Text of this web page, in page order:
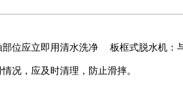
位应立即用清水洗净 板框式脱水机：
况，应及时清理，防止滑摔。